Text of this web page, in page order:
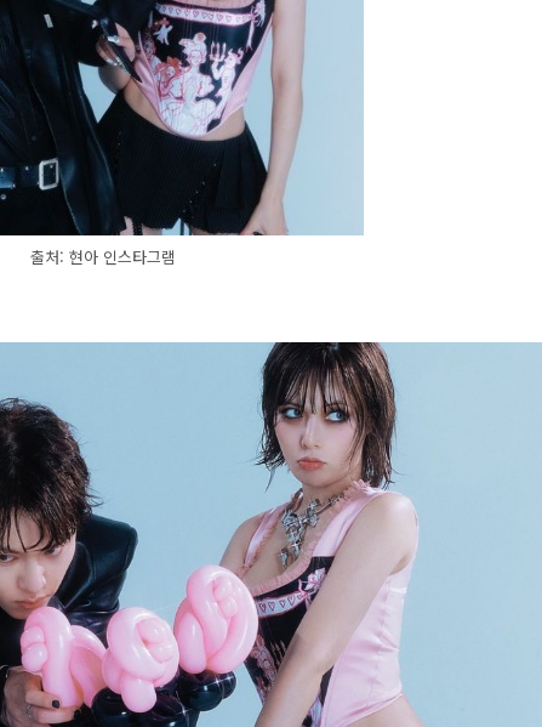
출처: 현아 인스타그램